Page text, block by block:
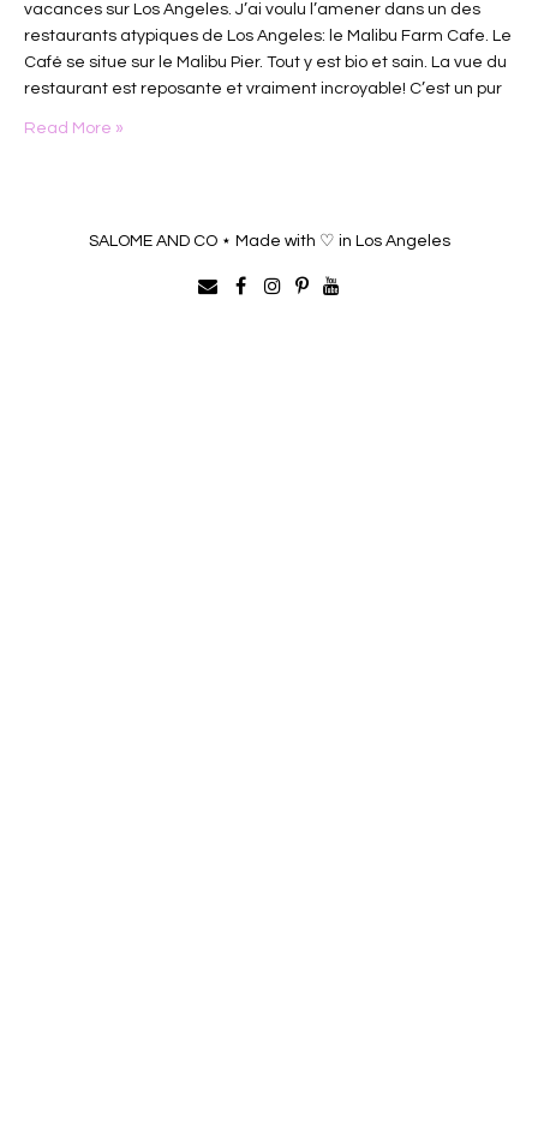
vacances sur Los Angeles. J’ai voulu l’amener dans un des
restaurants atypiques de Los Angeles: le Malibu Farm Cafe. Le
Café se situe sur le Malibu Pier. Tout y est bio et sain. La vue du
restaurant est reposante et vraiment incroyable! C’est un pur
Read More »
SALOME AND CO ⋆ Made with ♡ in Los Angeles